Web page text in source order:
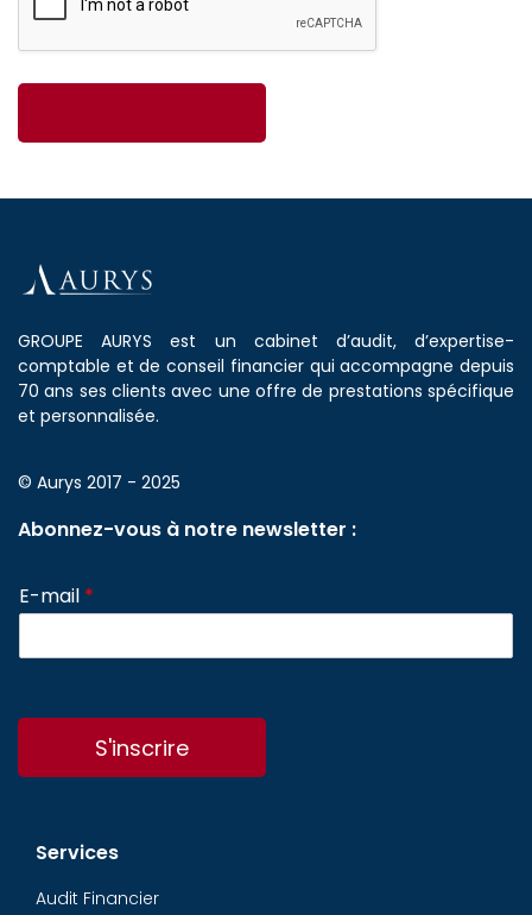
GROUPE AURYS est un cabinet d’audit, d’expertise-
comptable et de conseil financier qui accompagne depuis
70 ans ses clients avec une offre de prestations spécifique
et personnalisée.
© Aurys 2017 - 2025
Abonnez-vous à notre newsletter :
E-mail *
S'inscrire
Services
Audit Financier